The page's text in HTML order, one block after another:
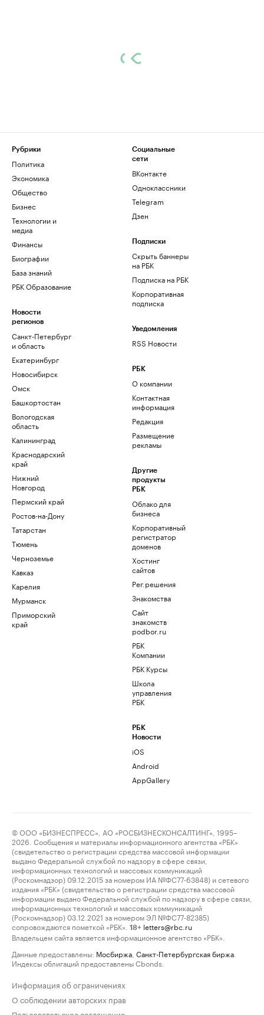
Рубрики
Политика
Экономика
Общество
Бизнес
Технологии и
медиа
Финансы
Биографии
База знаний
РБК Образование
Новости
регионов
Санкт-Петербург
и область
Екатеринбург
Новосибирск
Омск
Башкортостан
Вологодская
область
Калининград
Краснодарский
край
Нижний
Новгород
Пермский край
Ростов-на-Дону
Татарстан
Тюмень
Черноземье
Кавказ
Карелия
Мурманск
Приморский
край
Социальные
сети
ВКонтакте
Одноклассники
Telegram
Дзен
Подписки
Скрыть баннеры
на РБК
Подписка на РБК
Корпоративная
подписка
Уведомления
RSS Новости
РБК
О компании
Контактная
информация
Редакция
Размещение
рекламы
Другие
продукты
РБК
Облако для
бизнеса
Корпоративный
регистратор
доменов
Хостинг
сайтов
Рег.решения
Знакомства
Сайт
знакомств
podbor.ru
РБК
Компании
РБК Курсы
Школа
управления
РБК
РБК
Новости
iOS
Android
AppGallery
© ООО «БИЗНЕСПРЕСС», АО «РОСБИЗНЕСКОНСАЛТИНГ», 1995–
2026. Сообщения и материалы информационного агентства «РБК»
(свидетельство о регистрации средства массовой информации
выдано Федеральной службой по надзору в сфере связи,
информационных технологий и массовых коммуникаций
(Роскомнадзор) 09.12.2015 за номером ИА №ФС77-63848) и сетевого
издания «РБК» (свидетельство о регистрации средства массовой
информации выдано Федеральной службой по надзору в сфере связи,
информационных технологий и массовых коммуникаций
(Роскомнадзор) 03.12.2021 за номером ЭЛ №ФС77-82385)
сопровождаются пометкой «РБК».
18+ letters@rbc.ru
Владельцем сайта является информационное агентство «РБК».
Данные предоставлены: Мосбиржа Санкт-Петербургская биржа
Индексы облигаций предоставлены Cbonds.
Информация об ограничениях
О соблюдении авторских прав